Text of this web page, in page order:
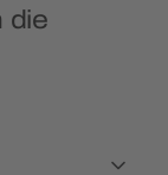
die